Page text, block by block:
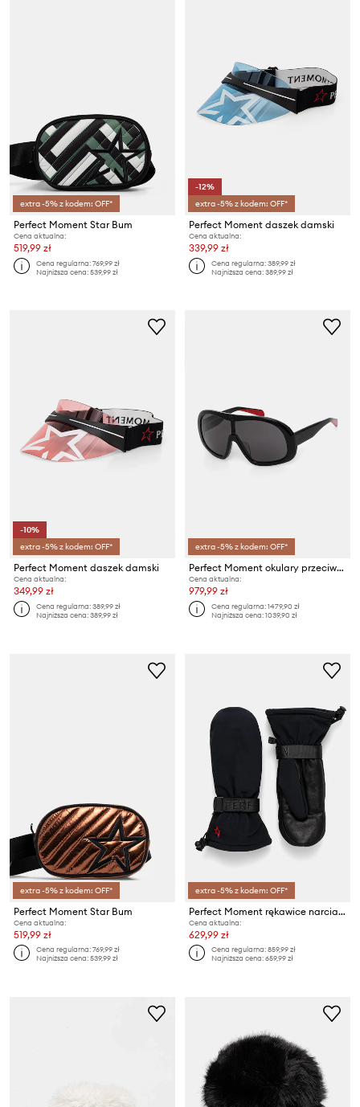
extra -5% z kodem: OFF*
Perfect Moment Star Bum
Cena aktualna:
519,99 zł
Cena regularna:769,99 zł
Najniższa cena:539,99 zł
-12%
extra -5% z kodem: OFF*
Perfect Moment daszek damski
Cena aktualna:
339,99 zł
Cena regularna:389,99 zł
Najniższa cena:389,99 zł
-10%
extra -5% z kodem: OFF*
Perfect Moment daszek damski
Cena aktualna:
349,99 zł
Cena regularna:389,99 zł
Najniższa cena:389,99 zł
extra -5% z kodem: OFF*
Perfect Moment okulary przeciwsłoneczne Racer
Cena aktualna:
979,99 zł
Cena regularna:1479,90 zł
Najniższa cena:1039,90 zł
extra -5% z kodem: OFF*
Perfect Moment Star Bum
Cena aktualna:
519,99 zł
Cena regularna:769,99 zł
Najniższa cena:539,99 zł
extra -5% z kodem: OFF*
Perfect Moment rękawice narciarskie Davos
Cena aktualna:
629,99 zł
Cena regularna:859,99 zł
Najniższa cena:659,99 zł